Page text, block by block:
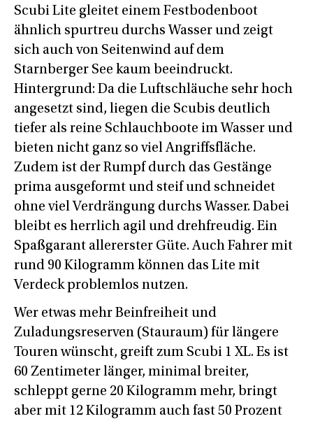
Scubi Lite gleitet einem Festbodenboot
ähnlich spurtreu durchs Wasser und zeigt
sich auch von Seitenwind auf dem
Starnberger See kaum beeindruckt.
Hintergrund: Da die Luftschläuche sehr hoch
angesetzt sind, liegen die Scubis deutlich
tiefer als reine Schlauchboote im Wasser und
bieten nicht ganz so viel Angriffsfläche.
Zudem ist der Rumpf durch das Gestänge
prima ausgeformt und steif und schneidet
ohne viel Verdrängung durchs Wasser. Dabei
bleibt es herrlich agil und drehfreudig. Ein
Spaßgarant allererster Güte. Auch Fahrer mit
rund 90 Kilogramm können das Lite mit
Verdeck problemlos nutzen.
Wer etwas mehr Beinfreiheit und
Zuladungsreserven (Stauraum) für längere
Touren wünscht, greift zum Scubi 1 XL. Es ist
60 Zentimeter länger, minimal breiter,
schleppt gerne 20 Kilogramm mehr, bringt
aber mit 12 Kilogramm auch fast 50 Prozent